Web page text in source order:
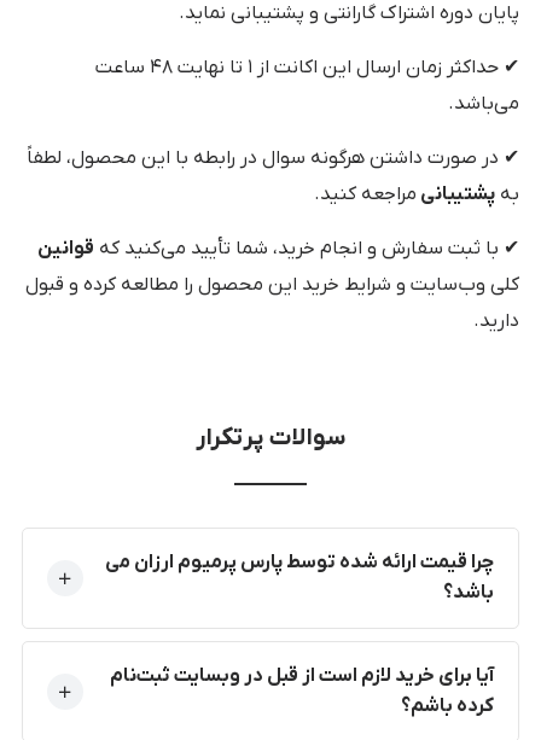
پایان دوره اشتراک گارانتی و پشتیبانی نماید.
✔ حداکثر زمان ارسال این اکانت از ۱ تا نهایت ۴۸ ساعت
می‌باشد.
✔ در صورت داشتن هرگونه سوال در رابطه با این محصول، لطفاً
به پشتیبانی مراجعه کنید.
✔ با ثبت سفارش و انجام خرید، شما تأیید می‌کنید که قوانین
کلی وب‌سایت و شرایط خرید این محصول را مطالعه کرده و قبول
دارید.
سوالات پرتکرار
چرا قیمت ارائه شده توسط پارس پرمیوم ارزان می
باشد؟
آیا برای خرید لازم است از قبل در وبسایت ثبت‌نام
کرده باشم؟